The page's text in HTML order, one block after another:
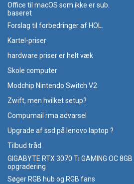
Office til macOS som ikke er sub.
baseret
Forslag til forbedringer af HOL.
Kartel-priser
hardware priser er helt væk
Skole computer
Modchip Nintendo Switch V2
Zwift, men hvilket setup?
Compumail rma advarsel
Upgrade af ssd på lenovo laptop ?
Tilbud tråd
GIGABYTE RTX 3070 Ti GAMING OC 8GB
opgradering
Søger RGB hub og RGB fans